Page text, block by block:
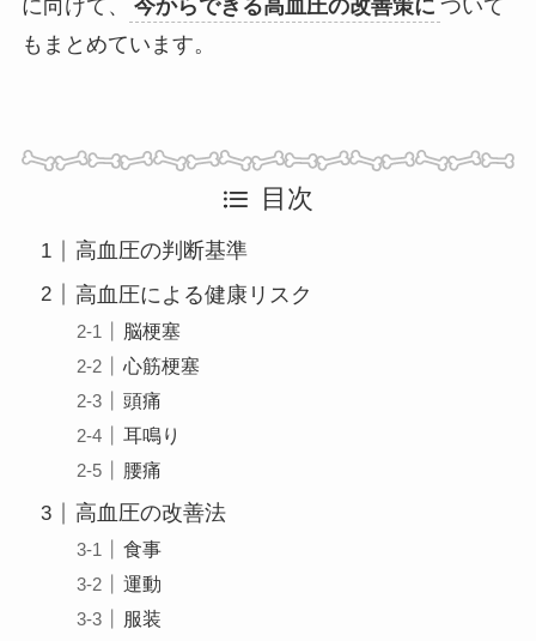
に向けて、
今からできる高血圧の改善策に ついて
もまとめています。
目次
高血圧の判断基準
高血圧による健康リスク
脳梗塞
心筋梗塞
頭痛
耳鳴り
腰痛
高血圧の改善法
食事
運動
服装